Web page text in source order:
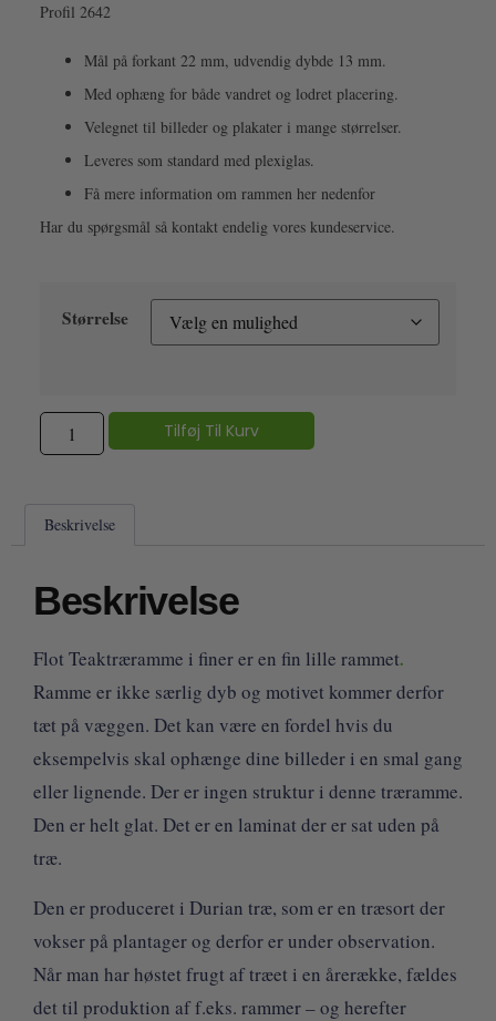
Profil 2642
Mål på forkant 22 mm, udvendig dybde 13 mm.
Med ophæng for både vandret og lodret placering.
Velegnet til billeder og plakater i mange størrelser.
Leveres som standard med plexiglas.
Få mere information om rammen her nedenfor
Har du spørgsmål så kontakt endelig vores kundeservice.
Størrelse
Tilføj Til Kurv
Beskrivelse
Beskrivelse
Flot Teaktræramme i finer er en fin lille rammet.
Ramme er ikke særlig dyb og motivet kommer derfor
tæt på væggen. Det kan være en fordel hvis du
eksempelvis skal ophænge dine billeder i en smal gang
eller lignende. Der er ingen struktur i denne træramme.
Den er helt glat. Det er en laminat der er sat uden på
træ.
Den er produceret i Durian træ, som er en træsort der
vokser på plantager og derfor er under observation.
Når man har høstet frugt af træet i en årerække, fældes
det til produktion af f.eks. rammer – og herefter